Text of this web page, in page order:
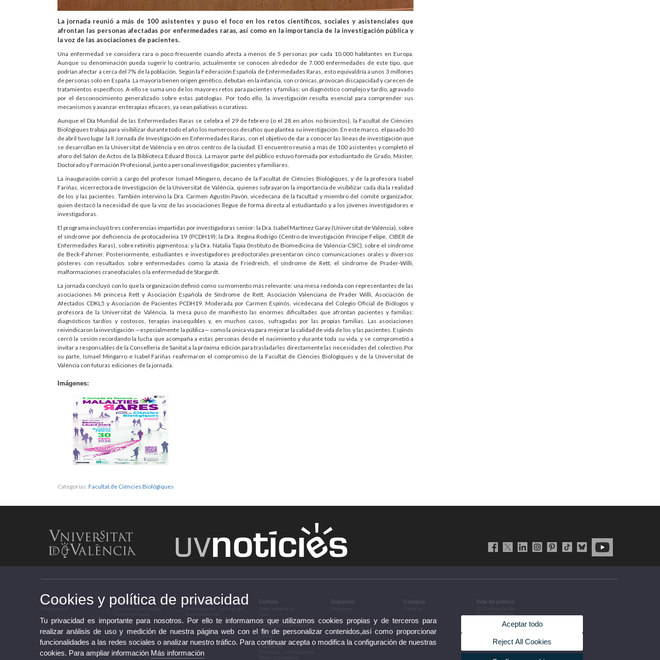
La jornada reunió a más de 100 asistentes y puso el foco en los retos científicos, sociales y asistenciales que
afrontan las personas afectadas por enfermedades raras, así como en la importancia de la investigación pública y
la voz de las asociaciones de pacientes.
Una enfermedad se considera rara o poco frecuente cuando afecta a menos de 5 personas por cada 10.000 habitantes en Europa.
Aunque su denominación pueda sugerir lo contrario, actualmente se conocen alrededor de 7.000 enfermedades de este tipo, que
podrían afectar a cerca del 7% de la población. Según la Federación Española de Enfermedades Raras, esto equivaldría a unos 3 millones
de personas solo en España. La mayoría tienen origen genético, debutan en la infancia, son crónicas, provocan discapacidad y carecen de
tratamientos específicos. A ello se suma uno de los mayores retos para pacientes y familias: un diagnóstico complejo y tardío, agravado
por el desconocimiento generalizado sobre estas patologías. Por todo ello, la investigación resulta esencial para comprender sus
mecanismos y avanzar en terapias eficaces, ya sean paliativas o curativas.
Aunque el Día Mundial de las Enfermedades Raras se celebra el 29 de febrero (o el 28 en años no bisiestos), la Facultat de Ciències
Biològiques trabaja para visibilizar durante todo el año los numerosos desafíos que plantea su investigación. En este marco, el pasado 30
de abril tuvo lugar la II Jornada de Investigación en Enfermedades Raras, con el objetivo de dar a conocer las líneas de investigación que
se desarrollan en la Universitat de València y en otros centros de la ciudad. El encuentro reunió a más de 100 asistentes y completó el
aforo del Salón de Actos de la Biblioteca Eduard Boscà. La mayor parte del público estuvo formada por estudiantado de Grado, Máster,
Doctorado y Formación Profesional, junto a personal investigador, pacientes y familiares.
La inauguración corrió a cargo del profesor Ismael Mingarro, decano de la Facultat de Ciències Biològiques, y de la profesora Isabel
Fariñas, vicerrectora de Investigación de la Universitat de València, quienes subrayaron la importancia de visibilizar cada día la realidad
de los y las pacientes. También intervino la Dra. Carmen Agustín Pavón, vicedecana de la facultad y miembro del comité organizador,
quien destacó la necesidad de que la voz de las asociaciones llegue de forma directa al estudiantado y a los jóvenes investigadores e
investigadoras.
El programa incluyó tres conferencias impartidas por investigadoras senior: la Dra. Isabel Martínez Garay (Universitat de València), sobre
el síndrome por deficiencia de protocaderina 19 (PCDH19); la Dra. Regina Rodrigo (Centro de Investigación Príncipe Felipe, CIBER de
Enfermedades Raras), sobre retinitis pigmentosa; y la Dra. Natalia Tapia (Instituto de Biomedicina de Valencia-CSIC), sobre el síndrome
de Beck-Fahrner. Posteriormente, estudiantes e investigadores predoctorales presentaron cinco comunicaciones orales y diversos
pósteres con resultados sobre enfermedades como la ataxia de Friedreich, el síndrome de Rett, el síndrome de Prader-Willi,
malformaciones craneofaciales o la enfermedad de Stargardt.
La jornada concluyó con lo que la organización definió como su momento más relevante: una mesa redonda con representantes de las
asociaciones Mi princesa Rett y Asociación Española de Síndrome de Rett, Asociación Valenciana de Prader Willi, Asociación de
Afectados CDKL5 y Asociación de Pacientes PCDH19. Moderada por Carmen Espinós, vicedecana del Colegio Oficial de Biólogos y
profesora de la Universitat de València, la mesa puso de manifiesto las enormes dificultades que afrontan pacientes y familias:
diagnósticos tardíos y costosos, terapias inasequibles y, en muchos casos, sufragadas por las propias familias. Las asociaciones
reivindicaron la investigación —especialmente la pública— como la única vía para mejorar la calidad de vida de los y las pacientes. Espinós
cerró la sesión recordando la lucha que acompaña a estas personas desde el nacimiento y durante toda su vida, y se comprometió a
invitar a responsables de la Conselleria de Sanitat a la próxima edición para trasladarles directamente las necesidades del colectivo. Por
su parte, Ismael Mingarro e Isabel Fariñas reafirmaron el compromiso de la Facultat de Ciències Biològiques y de la Universitat de
València con futuras ediciones de la jornada.
Imágenes:
Categorias: Facultat de Ciències Biològiques
Institucional Estudios Investigación Cultura
Conferencias y debates
Congresos y jornadas
Exposiciones
Letras
Música
Patrimonio
Deportes Campus Sala de prensa
Acuerdos de gobierno
Cookies y política de privacidad
Tu privacidad es importante para nosotros. Por ello te informamos que utilizamos cookies propias y de terceros para
realizar análisis de uso y medición de nuestra página web con el fin de personalizar contenidos,así como proporcionar
funcionalidades a las redes sociales o analizar nuestro tráfico. Para continuar acepta o modifica la configuración de nuestras
cookies. Para ampliar información Más información
Aceptar todo
Reject All Cookies